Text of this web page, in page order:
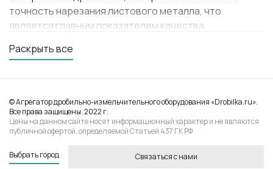
точность нарезания листового металла, что
является главным показателем качества
Принципы работы гидравлической гильотины
производственных предприятиях разного
назначения. Гильотины признаны наиболее
эффективным инструментом для проведения этих
массовый характер. При этом гидравлические
Раскрыть все
© Агрегатор дробильно-измельчительного оборудования «Drobilka.ru».
Все права защищены. 2022 г.
Цены на данном сайте носят информационный характер и не являются
публичной офертой, определяемой Статьей 437 ГК РФ
Выбрать город Связаться с нами